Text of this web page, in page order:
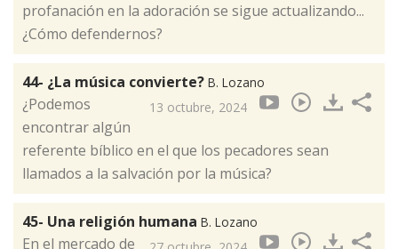
profanación en la adoración se sigue actualizando...
¿Cómo defendernos?
44- ¿La música convierte? B. Lozano
13 octubre, 2024
¿Podemos
encontrar algún
referente bíblico en el que los pecadores sean
llamados a la salvación por la música?
45- Una religión humana B. Lozano
En el mercado de